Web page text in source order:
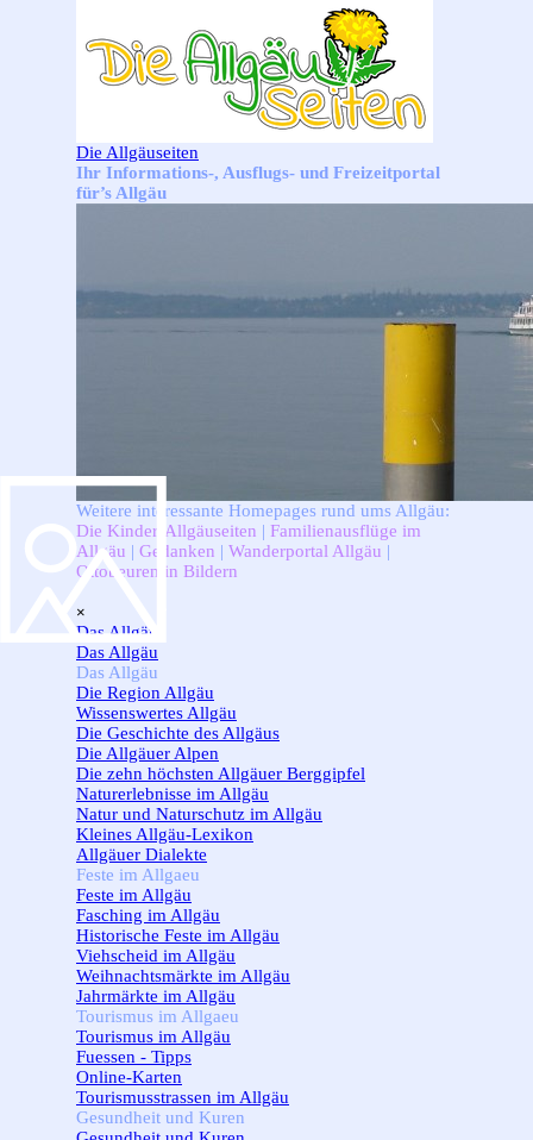
Die Allgäuseiten
Ihr Informations-, Ausflugs- und Freizeitportal
für’s Allgäu
Weitere interessante Homepages rund ums Allgäu:
Die Kinder-Allgäuseiten | Familienausflüge im
Allgäu | Gedanken | Wanderportal Allgäu |
Ottobeuren in Bildern
×
Das Allgäu
Das Allgäu
Das Allgäu
Die Region Allgäu
Wissenswertes Allgäu
Die Geschichte des Allgäus
Die Allgäuer Alpen
Die zehn höchsten Allgäuer Berggipfel
Naturerlebnisse im Allgäu
Natur und Naturschutz im Allgäu
Kleines Allgäu-Lexikon
Allgäuer Dialekte
Feste im Allgaeu
Feste im Allgäu
Fasching im Allgäu
Historische Feste im Allgäu
Viehscheid im Allgäu
Weihnachtsmärkte im Allgäu
Jahrmärkte im Allgäu
Tourismus im Allgaeu
Tourismus im Allgäu
Fuessen - Tipps
Online-Karten
Tourismusstrassen im Allgäu
Gesundheit und Kuren